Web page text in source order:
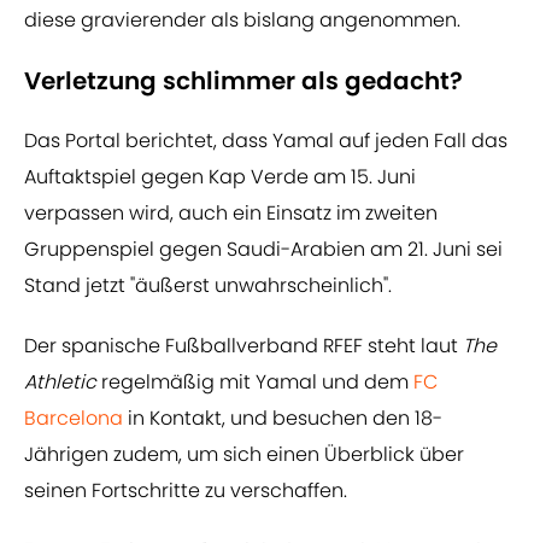
diese gravierender als bislang angenommen.
Verletzung schlimmer als gedacht?
Das Portal berichtet, dass Yamal auf jeden Fall das
Auftaktspiel gegen Kap Verde am 15. Juni
verpassen wird, auch ein Einsatz im zweiten
Gruppenspiel gegen Saudi-Arabien am 21. Juni sei
Stand jetzt "äußerst unwahrscheinlich".
Der spanische Fußballverband RFEF steht laut The
Athleticregelmäßig mit Yamal und dem FC
Barcelona in Kontakt, und besuchen den 18-
Jährigen zudem, um sich einen Überblick über
seinen Fortschritte zu verschaffen.